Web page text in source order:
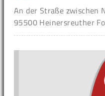
An der Straße zwischen
95500 Heinersreuther